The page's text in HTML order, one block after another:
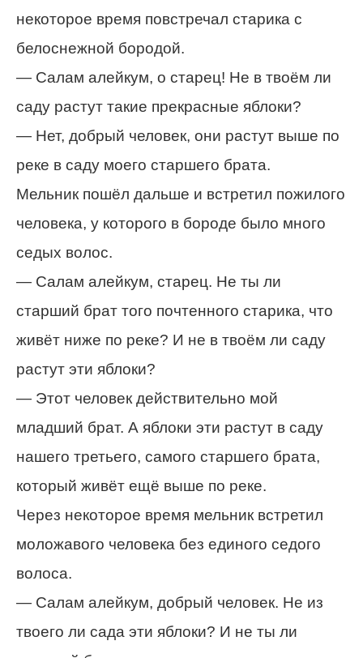
некоторое время повстречал старика с
белоснежной бородой.
— Салам алейкум, о старец! Не в твоём ли
саду растут такие прекрасные яблоки?
— Нет, добрый человек, они растут выше по
реке в саду моего старшего брата.
Мельник пошёл дальше и встретил пожилого
человека, у которого в бороде было много
седых волос.
— Салам алейкум, старец. Не ты ли
старший брат того почтенного старика, что
живёт ниже по реке? И не в твоём ли саду
растут эти яблоки?
— Этот человек действительно мой
младший брат. А яблоки эти растут в саду
нашего третьего, самого старшего брата,
который живёт ещё выше по реке.
Через некоторое время мельник встретил
моложавого человека без единого седого
волоса.
— Салам алейкум, добрый человек. Не из
твоего ли сада эти яблоки? И не ты ли